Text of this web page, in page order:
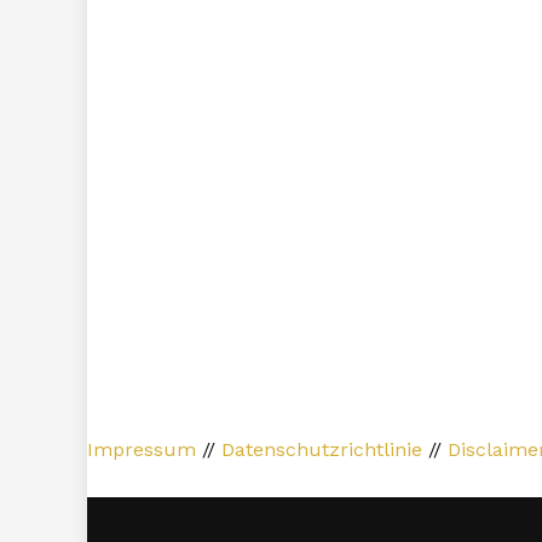
Impressum // Datenschutzrichtlinie //